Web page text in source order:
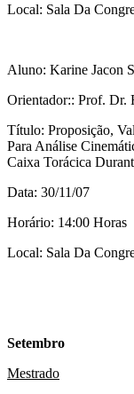
Local: Sala Da
Aluno: Karine Jacon
Orientador:: Prof. Dr.
Título: Proposição,
Para Análise
Caixa Torácica
Data: 30/11/07
Horário: 14:00 Horas
Local: Sala Da
Setembro
Mestrado